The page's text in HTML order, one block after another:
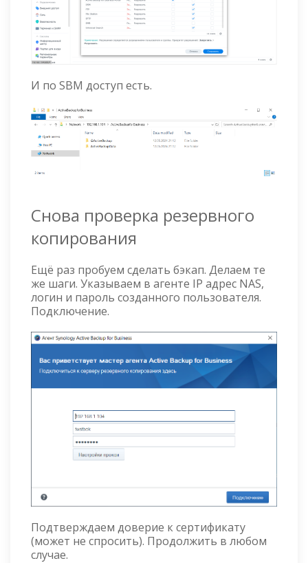
И по SBM доступ есть.
Снова проверка резервного
копирования
Ещё раз пробуем сделать бэкап. Делаем те
же шаги. Указываем в агенте IP адрес NAS,
логин и пароль созданного пользователя.
Подключение.
Подтверждаем доверие к сертификату
(может не спросить). Продолжить в любом
случае.